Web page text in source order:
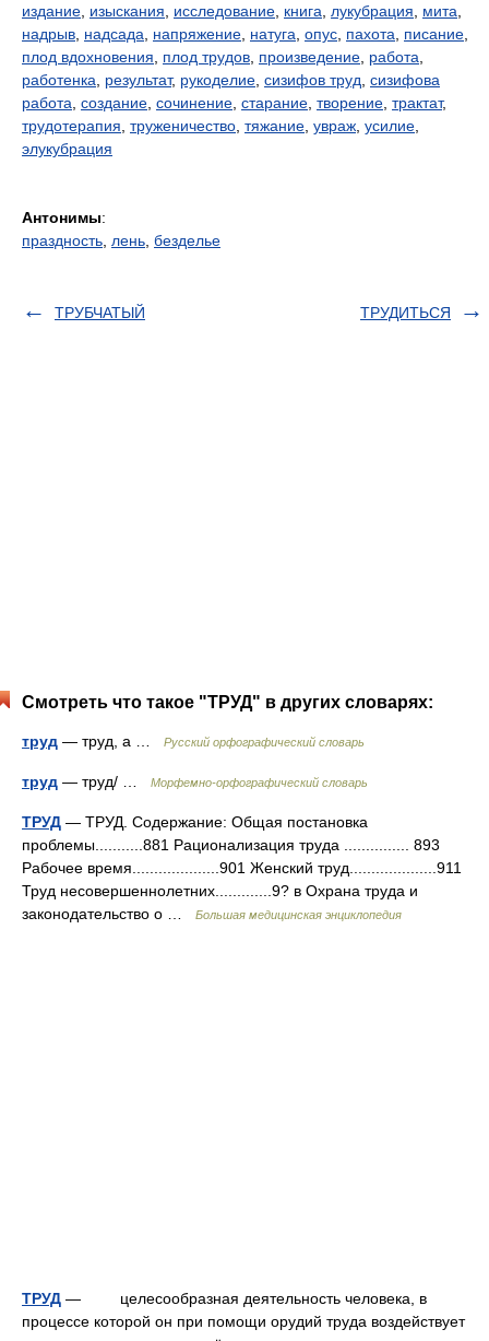
издание изыскания исследование книга лукубрация мита
надрыв надсада напряжение натуга опус пахота писание
плод вдохновения
плод трудов произведение работа
работенка
результат, рукоделие сизифов труд сизифова
работа создание сочинение старание творение трактат,
трудотерапия труженичество тяжание увраж усилие
элукубрация
Антонимы:
праздность лень безделье
ТРУБЧАТЫЙ ТРУДИТЬСЯ
Смотреть что такое "ТРУД" в других словарях:
труд — труд, а … Русский орфографический словарь
труд — труд/ … Морфемно-орфографический словарь
ТРУД — ТРУД. Содержание: Общая постановка
проблемы...........881 Рационализация труда ............... 893
Рабочее время....................901 Женский труд....................911
Труд несовершеннолетних.............9? в Охрана труда и
законодательство о …
Большая медицинская энциклопедия
ТРУД — целесообразная деятельность человека, в
процессе которой он при помощи орудий труда воздействует